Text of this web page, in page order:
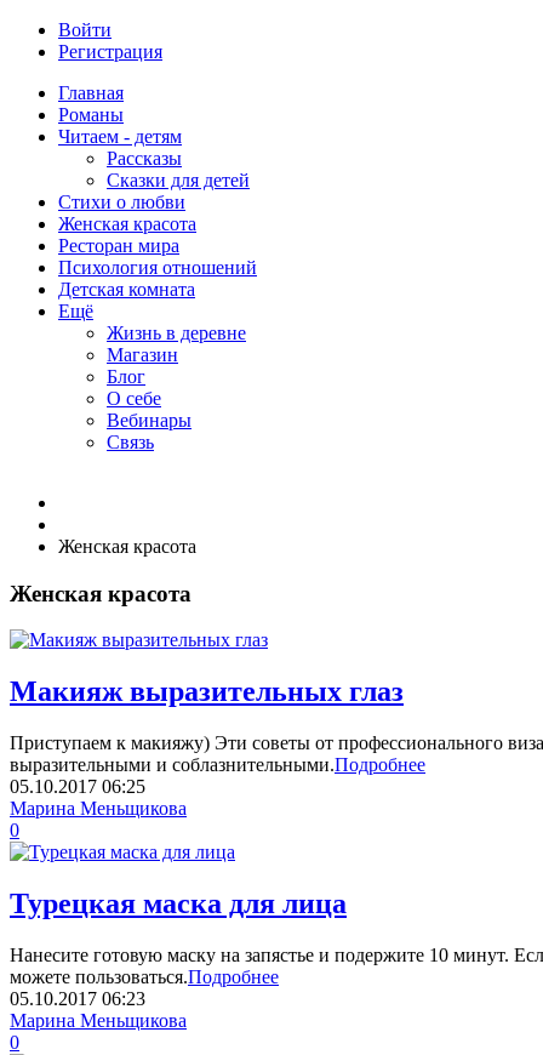
Войти
Регистрация
Главная
Романы
Читаем - детям
Рассказы
Сказки для детей
Стихи о любви
Женская красота
Ресторан мира
Психология отношений
Детская комната
Ещё
Жизнь в деревне
Магазин
Блог
О себе
Вебинары
Связь
Женская красота
Женская красота
Макияж выразительных глаз
Приступаем к макияжу) Эти советы от профессионального
выразительными и соблазнительными.Подробнее
05.10.2017 06:25
Марина Меньщикова
0
Турецкая маска для лица
Нанесите готовую маску на запястье и подержите 10 минут.
можете пользоваться.Подробнее
05.10.2017 06:23
Марина Меньщикова
0